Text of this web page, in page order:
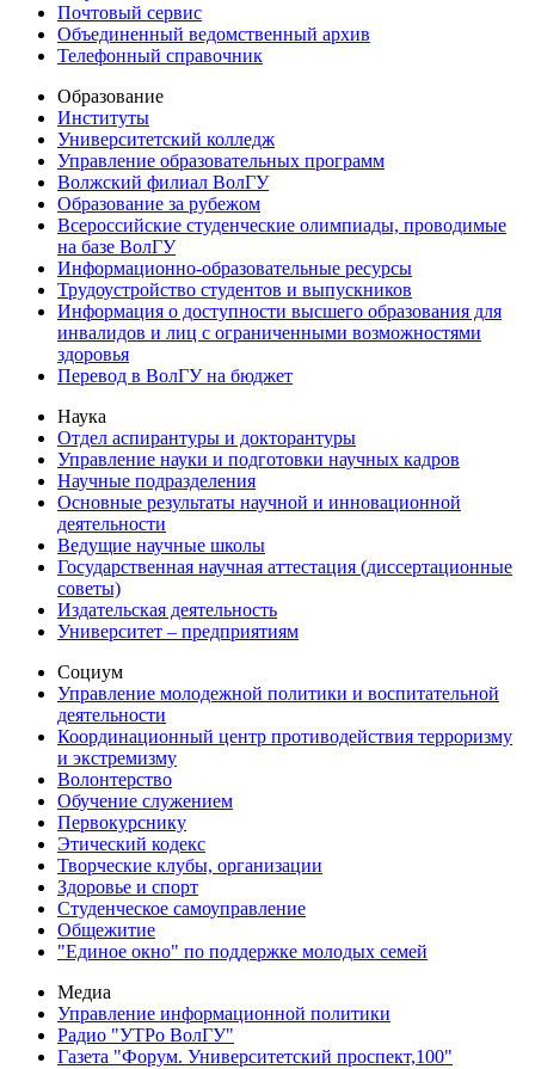
Почтовый сервис
Объединенный ведомственный архив
Телефонный справочник
Образование
Институты
Университетский колледж
Управление образовательных программ
Волжский филиал ВолГУ
Образование за рубежом
Всероссийские студенческие олимпиады, проводимые
на базе ВолГУ
Информационно-образовательные ресурсы
Трудоустройство студентов и выпускников
Информация о доступности высшего образования для
инвалидов и лиц с ограниченными возможностями
здоровья
Перевод в ВолГУ на бюджет
Наука
Отдел аспирантуры и докторантуры
Управление науки и подготовки научных кадров
Научные подразделения
Основные результаты научной и инновационной
деятельности
Ведущие научные школы
Государственная научная аттестация (диссертационные
советы)
Издательская деятельность
Университет – предприятиям
Социум
Управление молодежной политики и воспитательной
деятельности
Координационный центр противодействия терроризму
и экстремизму
Волонтерство
Обучение служением
Первокурснику
Этический кодекс
Творческие клубы, организации
Здоровье и спорт
Студенческое самоуправление
Общежитие
"Единое окно" по поддержке молодых семей
Медиа
Управление информационной политики
Радио "УТРо ВолГУ"
Газета "Форум. Университетский проспект,100"